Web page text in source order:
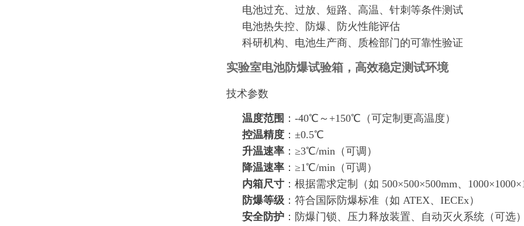
电池过充、过放、短路、高温、针刺等条件测试
电池热失控、防爆、防火性能评估
科研机构、电池生产商、质检部门的可靠性验证
实验室电池防爆试验箱，高效稳定测试环境
技术参数
温度范围 ：-40℃～+150℃（可定制更高温度）
控温精度 ：±0.5℃
升温速率 ：≥3℃/min（可调）
降温速率 ：≥1℃/min（可调）
内箱尺寸 ：根据需求定制（如 500×500×500mm、
防爆等级 ：符合国际防爆标准（如 ATEX、IECEx）
安全防护 ：防爆门锁、压力释放装置、自动灭火系统（可选）